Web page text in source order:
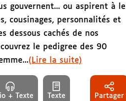
gouvernent... ou aspirent à le
cousinages, personnalités et
dessous cachés de nos
le pedigree des 90
(Lire la suite)
+ Texte Texte Partager